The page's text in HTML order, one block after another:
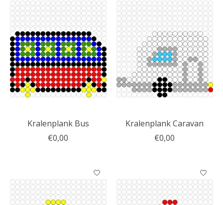
Kralenplank Bus
€0,00
Kralenplank Caravan
€0,00